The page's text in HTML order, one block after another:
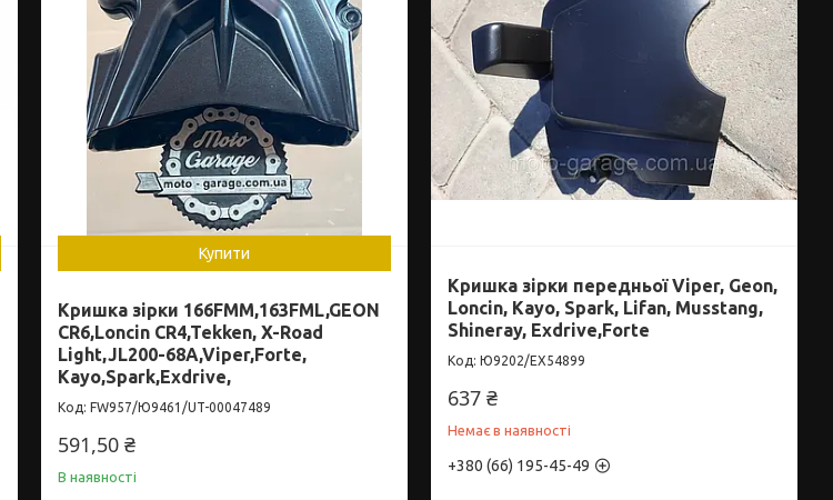
Купити
Кришка зірки 166FMM,163FML,GEON
CR6,Loncin CR4,Tekken, X-Road
Light,JL200-68A,Viper,Forte,
Kayo,Spark,Exdrive,
FW957/Ю9461/UT-00047489
591,50 ₴
В наявності
Кришка зірки передньої Viper, Geon,
Loncin, Kayo, Spark, Lifan, Musstang,
Shineray, Exdrive,Forte
Ю9202/EX54899
637 ₴
Немає в наявності
+380 (66) 195-45-49